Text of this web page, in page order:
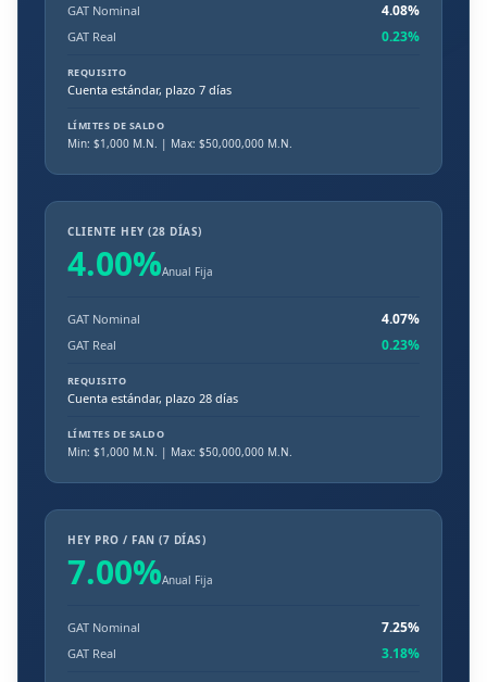
GAT Nominal 4.08%
GAT Real 0.23%
REQUISITO
Cuenta estándar, plazo 7 días
LÍMITES DE SALDO
Min: $1,000 M.N. | Max: $50,000,000 M.N.
CLIENTE HEY (28 DÍAS)
4.00%Anual Fija
GAT Nominal 4.07%
GAT Real 0.23%
REQUISITO
Cuenta estándar, plazo 28 días
LÍMITES DE SALDO
Min: $1,000 M.N. | Max: $50,000,000 M.N.
HEY PRO / FAN (7 DÍAS)
7.00%Anual Fija
GAT Nominal 7.25%
GAT Real 3.18%